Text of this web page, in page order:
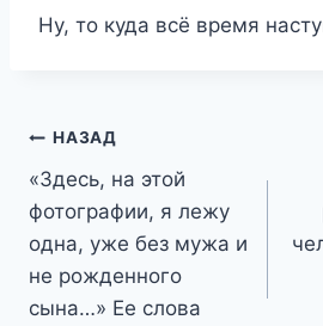
Ну, то куда всё время
Навигация
по
записям
НАЗАД
«Здесь, на этой
фотографии, я лежу
одна, уже без мужа и
не рожденного
сына…» Ее слова